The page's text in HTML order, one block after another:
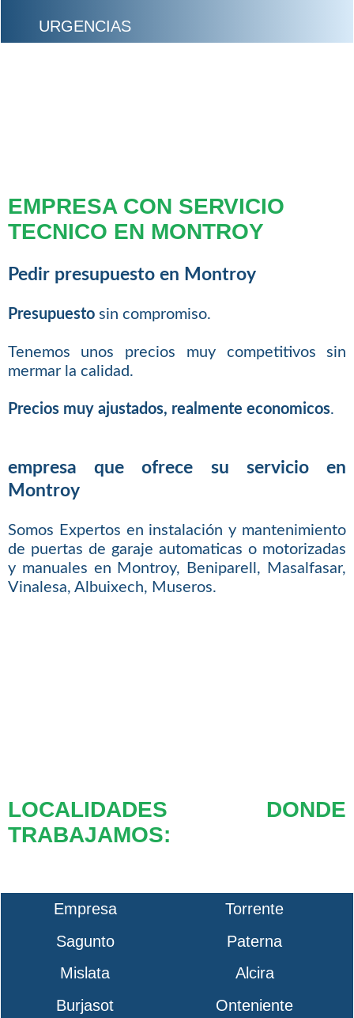
URGENCIAS
EMPRESA CON SERVICIO
TECNICO EN MONTROY
Pedir presupuesto en Montroy
Presupuestosin compromiso.
Tenemos unos precios muy competitivos sin
mermar la calidad.
Precios muy ajustados, realmente economicos.
empresa que ofrece su servicio en
Montroy
Somos Expertos en instalación y mantenimiento
de puertas de garaje automaticas o motorizadas
y manuales en Montroy, Beniparell, Masalfasar,
Vinalesa, Albuixech, Museros.
LOCALIDADES DONDE
TRABAJAMOS:
Empresa
Torrente
Sagunto
Paterna
Mislata
Alcira
Burjasot
Onteniente